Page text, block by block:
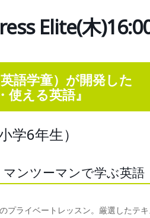
Elite(木
語学童）が開発した
使える英語』
学6年生）
ンツーマンで学ぶ英語
プライベートレッスン。厳選したテ